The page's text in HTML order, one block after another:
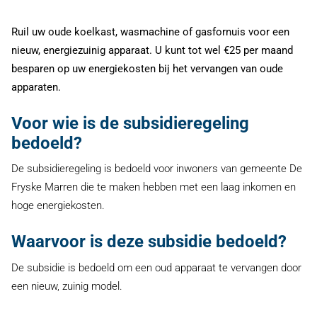
Ruil uw oude koelkast, wasmachine of gasfornuis voor een
nieuw, energiezuinig apparaat. U kunt tot wel €25 per maand
besparen op uw energiekosten bij het vervangen van oude
apparaten.
Voor wie is de subsidieregeling
bedoeld?
De subsidieregeling is bedoeld voor inwoners van gemeente De
Fryske Marren die te maken hebben met een laag inkomen en
hoge energiekosten.
Waarvoor is deze subsidie bedoeld?
De subsidie is bedoeld om een oud apparaat te vervangen door
een nieuw, zuinig model.